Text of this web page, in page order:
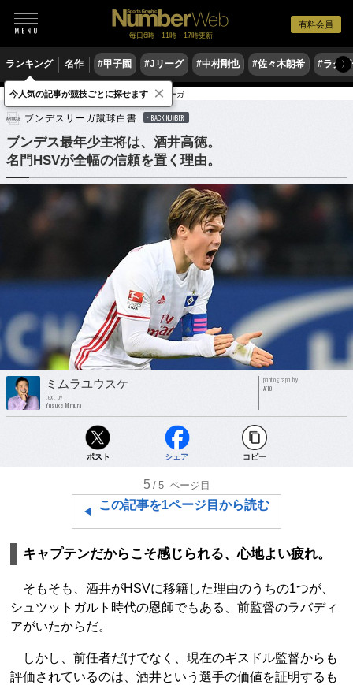
有料会員
毎日6時・11時・17時更新
ランキング 名作 #甲子園 #Jリーグ #中村剛也 #佐々木朗希 #ラグ〉
サッカー 海外サッカー ブンデスリーガ
ブンデスリーガ蹴球白書 BACK NUMBER
ブンデス最年少主将は、酒井高徳。
名門HSVが全幅の信頼を置く理由。
ミムラユウスケ
text by
Yusuke Mimura
photograph by
AFLO
ポスト シェア コピー
5 /5 ページ目
この記事を1ページ目から読む
キャプテンだからこそ感じられる、心地よい疲れ。
そもそも、酒井がHSVに移籍した理由のうちの1つが、
シュツットガルト時代の恩師でもある、前監督のラバディ
アがいたからだ。
しかし、前任者だけでなく、現在のギスドル監督からも
評価されているのは、酒井という選手の価値を証明するも
今人気の記事が競技ごとに探せます ×